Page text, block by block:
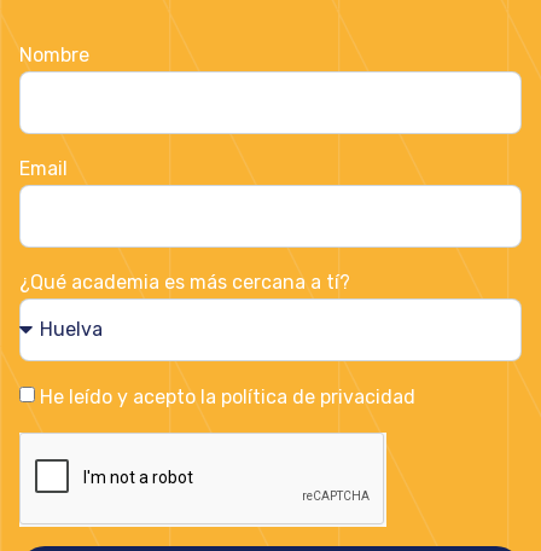
Nombre
Email
¿Qué academia es más cercana a tí?
He leído y acepto la política de privacidad